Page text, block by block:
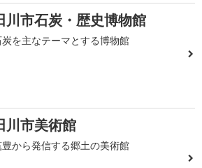
川市石炭・歴史博物館
炭を主なテーマとする博物館
川市美術館
豊から発信する郷土の美術館